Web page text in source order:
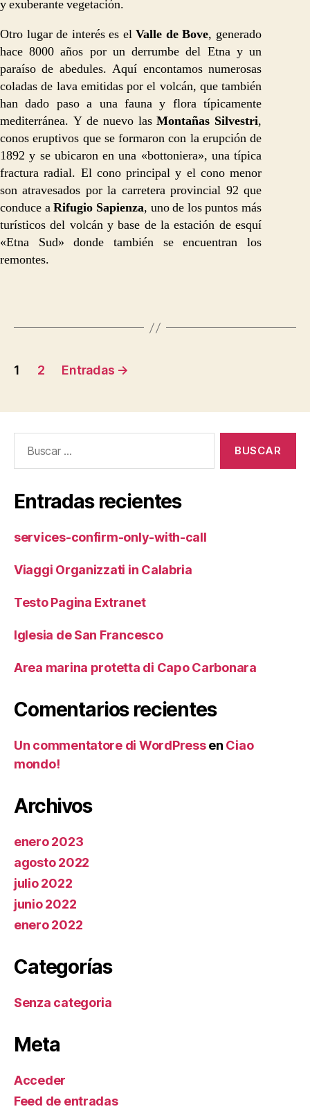
y exuberante vegetación.
Otro lugar de interés es elValle de Bove, generado
hace 8000 años por un derrumbe del Etna y un
paraíso de abedules. Aquí encontamos numerosas
coladas de lava emitidas por el volcán, que también
han dado paso a una fauna y flora típicamente
mediterránea. Y de nuevo lasMontañas Silvestri,
conos eruptivos que se formaron con la erupción de
1892 y se ubicaron en una «bottoniera», una típica
fractura radial. El cono principal y el cono menor
son atravesados por la carretera provincial 92 que
conduce aRifugio Sapienza, uno de los puntos más
turísticos del volcán y base de la estación de esquí
«Etna Sud» donde también se encuentran los
remontes.
Paginación
entradas
1 2 Entradas →
Entradas recientes
services-confirm-only-with-call
Viaggi Organizzati in Calabria
Testo Pagina Extranet
Iglesia de San Francesco
Area marina protetta di Capo Carbonara
Comentarios recientes
Un commentatore di WordPressen Ciao
mondo!
Archivos
enero 2023
agosto 2022
julio 2022
junio 2022
enero 2022
Categorías
Senza categoria
Meta
Acceder
Feed de entradas